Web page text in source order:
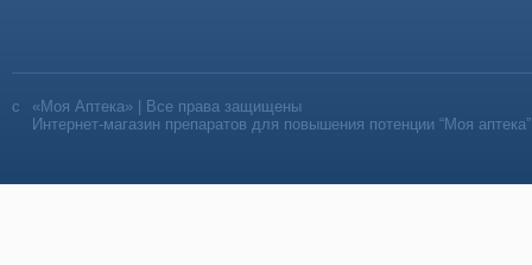
«Моя Аптека» | Все права защищены
Интернет-магазин препаратов для повышения потенции “Моя